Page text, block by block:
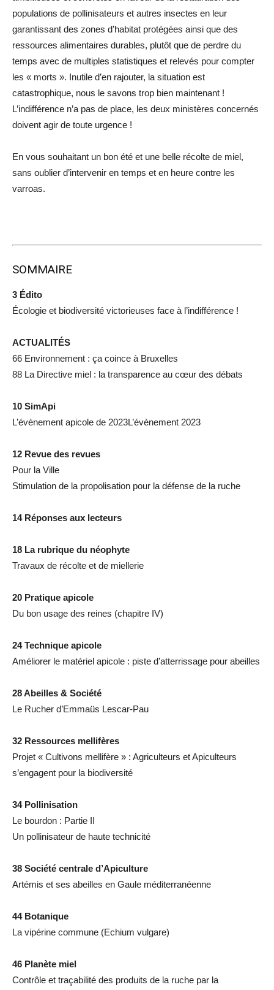
populations de pollinisateurs et autres insectes en leur
garantissant des zones d’habitat protégées ainsi que des
ressources alimentaires durables, plutôt que de perdre du
temps avec de multiples statistiques et relevés pour compter
les « morts ». Inutile d’en rajouter, la situation est
catastrophique, nous le savons trop bien maintenant !
L’indifférence n’a pas de place, les deux ministères concernés
doivent agir de toute urgence !
En vous souhaitant un bon été et une belle récolte de miel,
sans oublier d’intervenir en temps et en heure contre les
varroas.
SOMMAIRE
3 Édito
Écologie et biodiversité victorieuses face à l’indifférence !
ACTUALITÉS
66 Environnement : ça coince à Bruxelles
88 La Directive miel : la transparence au cœur des débats
10 SimApi
L’évènement apicole de 2023L’évènement 2023
12 Revue des revues
Pour la Ville
Stimulation de la propolisation pour la défense de la ruche
14 Réponses aux lecteurs
18 La rubrique du néophyte
Travaux de récolte et de miellerie
20 Pratique apicole
Du bon usage des reines (chapitre IV)
24 Technique apicole
Améliorer le matériel apicole : piste d’atterrissage pour abeilles
28 Abeilles & Société
Le Rucher d’Emmaüs Lescar-Pau
32 Ressources mellifères
Projet « Cultivons mellifère » : Agriculteurs et Apiculteurs
s’engagent pour la biodiversité
34 Pollinisation
Le bourdon : Partie II
Un pollinisateur de haute technicité
38 Société centrale d’Apiculture
Artémis et ses abeilles en Gaule méditerranéenne
44 Botanique
La vipérine commune (Echium vulgare)
46 Planète miel
Contrôle et traçabilité des produits de la ruche par la